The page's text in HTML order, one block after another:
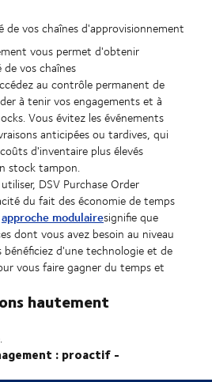
vos chaînes d'approvisionnement
vous permet d'obtenir
vos chaînes
au contrôle permanent de
à tenir vos engagements et à
Vous évitez les événements
anticipées ou tardives, qui
d'inventaire plus élevés
stock tampon.
DSV Purchase Order
du fait des économie de temps
approche modulairesignifie que
dont vous avez besoin au niveau
bénéficiez d'une technologie et de
vous faire gagner du temps et
hautement
: proactif -